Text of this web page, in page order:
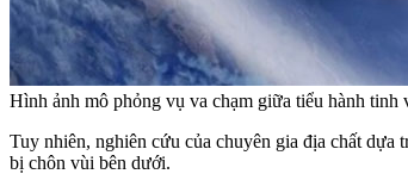
Hình ảnh mô phỏng vụ va chạm giữa tiểu hành tinh
Tuy nhiên, nghiên cứu của chuyên gia địa chất
bị chôn vùi bên dưới.